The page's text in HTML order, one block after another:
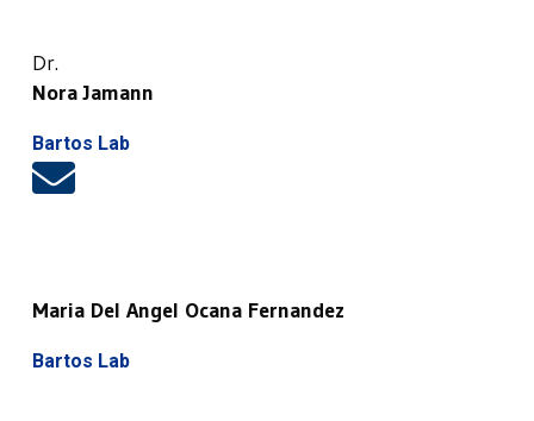
Dr.
Nora Jamann
Bartos Lab
Maria Del Angel Ocana Fernandez
Bartos Lab